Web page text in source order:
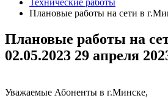
Технические работы
Плановые работы на сети в
Плановые работы на
02.05.2023 29 апреля
Уважаемые Абоненты в г.Минске,